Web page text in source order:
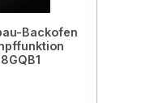
Backofen